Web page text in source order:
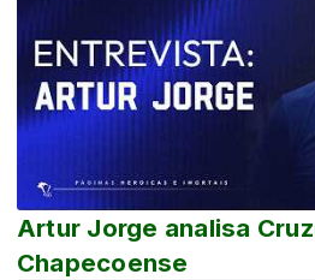
Artur Jorge analisa
Chapecoense